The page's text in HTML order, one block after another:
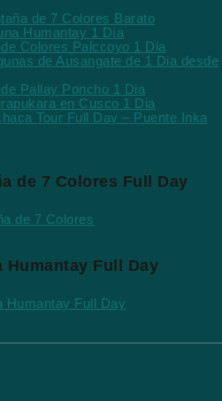
de 7 Colores Barato
Humantay 1 Día
Colores Palccoyo 1 Dia
de Ausangate de 1 Dia desde
Pallay Poncho 1 Dia
en Cusco 1 Dia
Tour Full Day – Puente Inka
de 7 Colores Full Day
Humantay Full Day